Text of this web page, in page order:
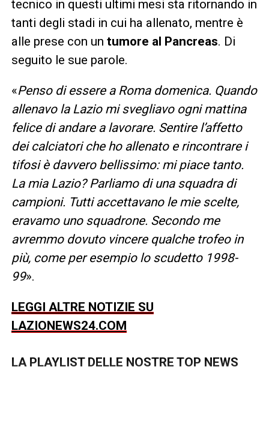
tecnico in questi ultimi mesi sta ritornando in
tanti degli stadi in cui ha allenato, mentre è
alle prese con un tumore al Pancreas. Di
seguito le sue parole.
«Penso di essere a Roma domenica. Quando
allenavo la Lazio mi svegliavo ogni mattina
felice di andare a lavorare. Sentire l’affetto
dei calciatori che ho allenato e rincontrare i
tifosi è davvero bellissimo: mi piace tanto.
La mia Lazio?Parliamo di una squadra di
campioni. Tutti accettavano le mie scelte,
eravamo uno squadrone. Secondo me
avremmo dovuto vincere qualche trofeo in
più, come per esempio lo scudetto 1998-
99».
LEGGI ALTRE NOTIZIE SU
LAZIONEWS24.COM
LA PLAYLIST DELLE NOSTRE TOP NEWS